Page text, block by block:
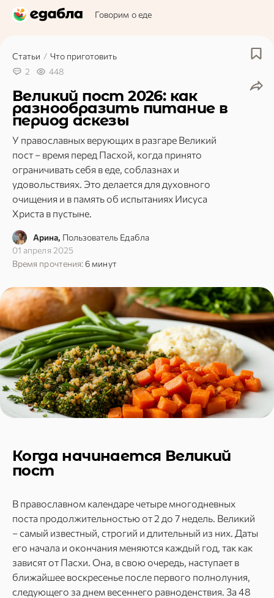
Говорим о еде
Статьи / Что приготовить
2
448
Великий пост 2026: как
разнообразить питание в
период аскезы
У православных верующих в разгаре Великий
пост – время перед Пасхой, когда принято
ограничивать себя в еде, соблазнах и
удовольствиях. Это делается для духовного
очищения и в память об испытаниях Иисуса
Христа в пустыне.
Арина, Пользователь Едабла
01 апреля 2025
Время прочтения:6 минут
Когда начинается Великий
пост
В православном календаре четыре многодневных
поста продолжительностью от 2 до 7 недель. Великий
– самый известный, строгий и длительный из них. Даты
его начала и окончания меняются каждый год, так как
зависят от Пасхи. Она, в свою очередь, наступает в
ближайшее воскресенье после первого полнолуния,
следующего за днем весеннего равноденствия. За 48